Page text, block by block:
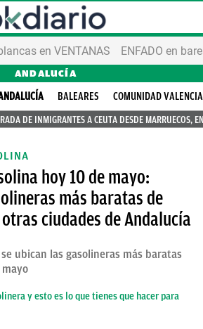
en VENTANAS ENFADO en
ANDALUCÍA
BALEARES
COMUNIDAD
DE INMIGRANTES A CEUTA DESDE MARRUECOS,
hoy 10 de mayo:
más baratas de
ciudades de Andalucía
ubican las gasolineras más baratas
mayo
y esto es lo que tienes que hacer para